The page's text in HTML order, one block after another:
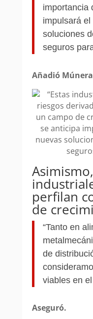
importancia
impulsará
soluciones
seguros
Añadió
perfilan
de
“Tanto en
de
viables en
Aseguró.